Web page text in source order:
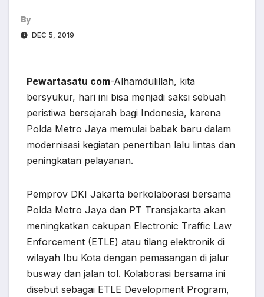
By
DEC 5, 2019
Pewartasatu com-Alhamdulillah, kita
bersyukur, hari ini bisa menjadi saksi sebuah
peristiwa bersejarah bagi Indonesia, karena
Polda Metro Jaya memulai babak baru dalam
modernisasi kegiatan penertiban lalu lintas dan
peningkatan pelayanan.
Pemprov DKI Jakarta berkolaborasi bersama
Polda Metro Jaya dan PT Transjakarta akan
meningkatkan cakupan Electronic Traffic Law
Enforcement (ETLE) atau tilang elektronik di
wilayah Ibu Kota dengan pemasangan di jalur
busway dan jalan tol. Kolaborasi bersama ini
disebut sebagai ETLE Development Program,